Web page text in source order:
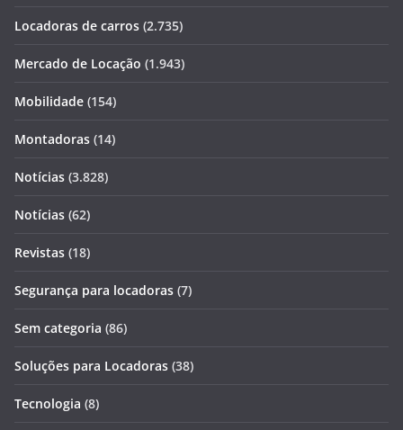
Locadoras de carros (2.735)
Mercado de Locação (1.943)
Mobilidade (154)
Montadoras (14)
Notícias (3.828)
Notícias (62)
Revistas (18)
Segurança para locadoras (7)
Sem categoria (86)
Soluções para Locadoras (38)
Tecnologia (8)